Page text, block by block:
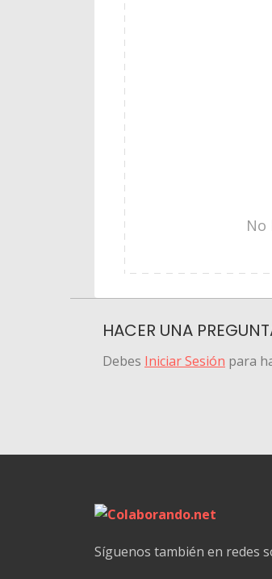
No
HACER UNA
Debes Iniciar Sesión para
Síguenos también en redes